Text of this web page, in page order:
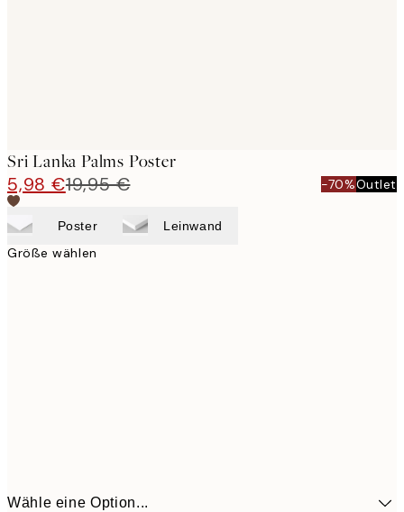
Sri Lanka Palms Poster
5,98 €19,95 € -70%Outlet
Poster Leinwand
Größe wählen
Wähle eine Option...